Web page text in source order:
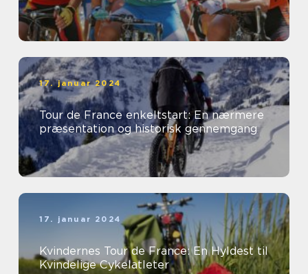
17. januar 2024
Tour de France enkeltstart: En nærmere
præsentation og historisk gennemgang
17. januar 2024
Kvindernes Tour de France: En Hyldest til
Kvindelige Cykelatleter